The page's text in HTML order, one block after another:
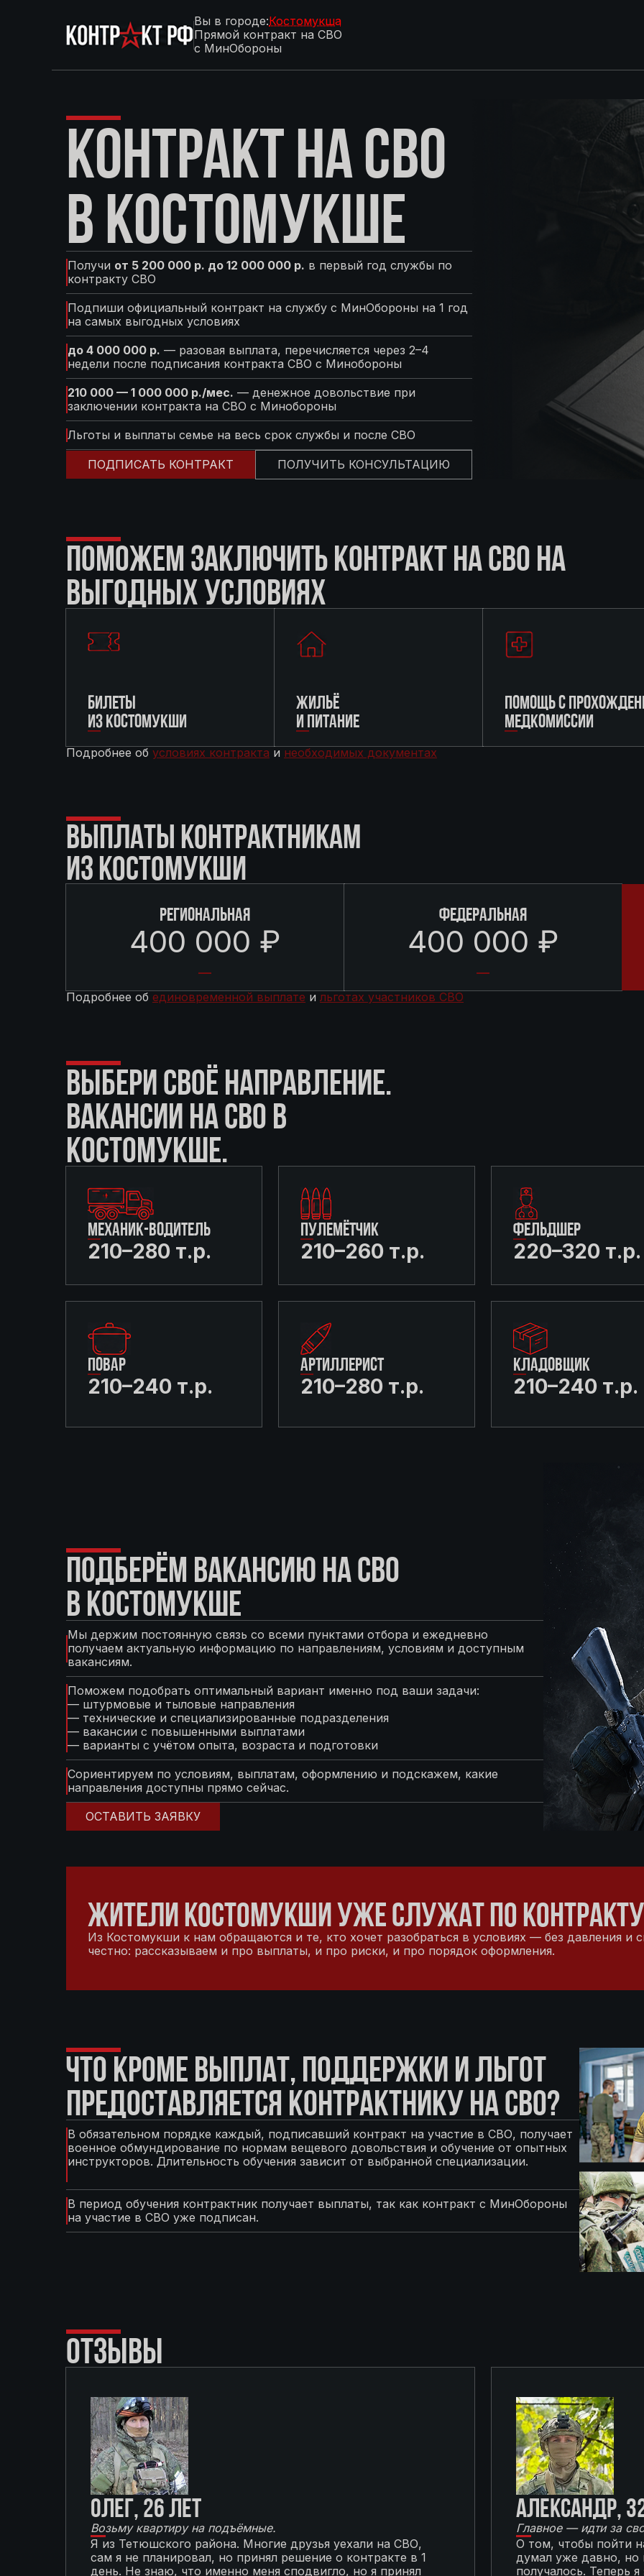
Вы в городе:Костомукша
Прямой контракт на СВО
с МинОбороны
КОНТРАКТ НА СВО
В КОСТОМУКШЕ
Получи от 5 200 000 р. до 12 000 000 р. в первый год службы по
контракту СВО
Подпиши официальный контракт на службу с МинОбороны на 1 год
на самых выгодных условиях
до 4 000 000 р. — разовая выплата, перечисляется через 2–4
недели после подписания контракта СВО с Минобороны
210 000 — 1 000 000 р./мес. — денежное довольствие при
заключении контракта на СВО с Минобороны
Льготы и выплаты семье на весь срок службы и после СВО
ПОДПИСАТЬ КОНТРАКТ ПОЛУЧИТЬ КОНСУЛЬТАЦИЮ
ПОМОЖЕМ ЗАКЛЮЧИТЬ КОНТРАКТ НА СВО НА
ВЫГОДНЫХ УСЛОВИЯХ
БИЛЕТЫ
ИЗ КОСТОМУКШИ
ЖИЛЬЁ
И ПИТАНИЕ
ПОМОЩЬ С
МЕДКОМИССИИ
Подробнее об условиях контракта и необходимых документах
ВЫПЛАТЫ КОНТРАКТНИКАМ
ИЗ КОСТОМУКШИ
РЕГИОНАЛЬНАЯ
400 000 ₽
ФЕДЕРАЛЬНАЯ
400 000 ₽
Подробнее об единовременной выплате и льготах участников СВО
ВЫБЕРИ СВОЁ НАПРАВЛЕНИЕ.
ВАКАНСИИ НА СВО В
КОСТОМУКШЕ.
МЕХАНИК-ВОДИТЕЛЬ
210–280 т.р.
ПУЛЕМЁТЧИК
210–260 т.р.
ФЕЛЬДШЕР
220–320 т.р.
ПОВАР
210–240 т.р.
АРТИЛЛЕРИСТ
210–280 т.р.
КЛАДОВЩИК
210–240 т.р.
ПОДБЕРЁМ ВАКАНСИЮ НА СВО
В КОСТОМУКШЕ
Мы держим постоянную связь со всеми пунктами отбора и ежедневно
получаем актуальную информацию по направлениям, условиям и доступным
вакансиям.
Поможем подобрать оптимальный вариант именно под ваши задачи:
— штурмовые и тыловые направления
— технические и специализированные подразделения
— вакансии с повышенными выплатами
— варианты с учётом опыта, возраста и подготовки
Сориентируем по условиям, выплатам, оформлению и подскажем, какие
направления доступны прямо сейчас.
ОСТАВИТЬ ЗАЯВКУ
ЖИТЕЛИ КОСТОМУКШИ УЖЕ СЛУЖАТ ПО КОНТРАКТУ
Из Костомукши к нам обращаются и те, кто хочет разобраться в условиях — без давления
честно: рассказываем и про выплаты, и про риски, и про порядок оформления.
ЧТО КРОМЕ ВЫПЛАТ, ПОДДЕРЖКИ И ЛЬГОТ
ПРЕДОСТАВЛЯЕТСЯ КОНТРАКТНИКУ НА СВО?
В обязательном порядке каждый, подписавший контракт на участие в СВО, получает
военное обмундирование по нормам вещевого довольствия и обучение от опытных
инструкторов. Длительность обучения зависит от выбранной специализации.
В период обучения контрактник получает выплаты, так как контракт с МинОбороны
на участие в СВО уже подписан.
ОТЗЫВЫ
Олег, 26 лет
Возьму квартиру на подъёмные.
Я из Тетюшского района. Многие друзья уехали на СВО,
сам я не планировал, но принял решение о контракте в 1
день. Не знаю, что именно меня сподвигло, но я принял
Александр,
Главное — идти за
О том, чтобы пойти
думал уже давно, но
получалось. Теперь